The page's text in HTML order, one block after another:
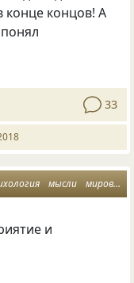
конце концов! А
33
мысли мировоззрение
и